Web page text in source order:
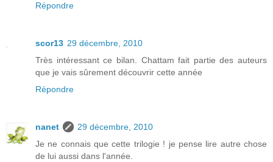
Répondre
scor13 29 décembre, 2010
Très intéressant ce bilan. Chattam fait partie des auteurs
que je vais sûrement découvrir cette année
Répondre
nanet
29 décembre, 2010
Je ne connais que cette trilogie ! je pense lire autre chose
de lui aussi dans l'année.